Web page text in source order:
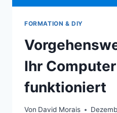
FORMATION & DIY
Ihr
funktioniert
Von David Morais